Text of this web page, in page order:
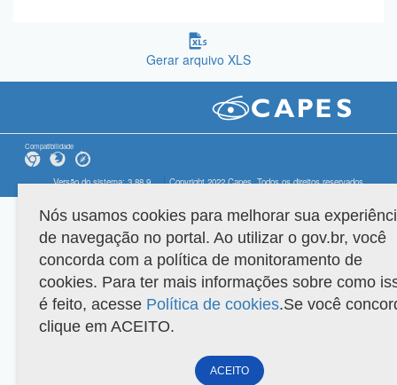
Gerar arquivo XLS
Compatibilidade
Versão do sistema: 3.88.9 Copyright 2022 Capes. Todos os direitos reservados.
Nós usamos cookies para melhorar sua
de navegação no portal. Ao utilizar o gov.br, você
concorda com a política de monitoramento de
cookies. Para ter mais informações sobre como
é feito, acesse Política de cookies.Se você
clique em ACEITO.
ACEITO